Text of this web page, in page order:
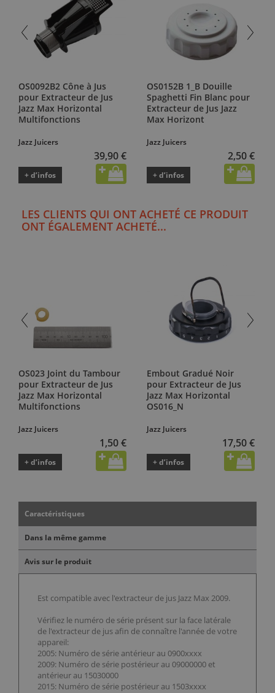
OS0092B2 Cône à Jus
pour Extracteur de Jus
Jazz Max Horizontal
Multifonctions
Jazz Juicers
39,90 €
+ d’infos
OS0152B 1_B Douille
Spaghetti Fin Blanc pour
Extracteur de Jus Jazz
Max Horizont
Jazz Juicers
2,50 €
+ d’infos
LES CLIENTS QUI ONT ACHETÉ CE PRODUIT
ONT ÉGALEMENT ACHETÉ...
OS023 Joint du Tambour
pour Extracteur de Jus
Jazz Max Horizontal
Multifonctions
Jazz Juicers
1,50 €
+ d’infos
Embout Gradué Noir
pour Extracteur de Jus
Jazz Max Horizontal
OS016_N
Jazz Juicers
17,50 €
+ d’infos
Caractéristiques
Dans la même gamme
Avis sur le produit
Est compatible avec l'extracteur de jus Jazz Max 2009.
Vérifiez le numéro de série présent sur la face latérale
de l'extracteur de jus afin de connaître l'année de votre
appareil:
2005: Numéro de série antérieur au 0900xxxx
2009: Numéro de série postérieur au 09000000 et
antérieur au 15030000
2015: Numéro de série postérieur au 1503xxxx